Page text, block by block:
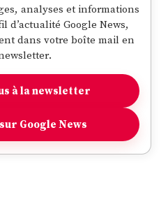
analyses et informations
d’actualité Google News,
dans votre boîte mail en
à la newsletter
Google News